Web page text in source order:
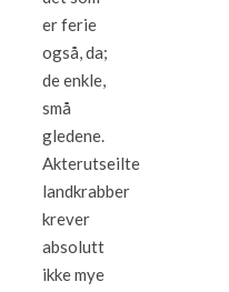
er ferie
også, da;
de enkle,
små
gledene.
Akterutseilte
landkrabber
krever
absolutt
ikke mye